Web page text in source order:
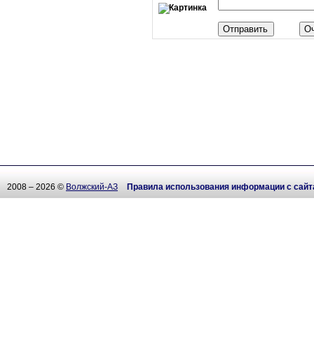
2008 – 2026 © Волжский-АЗ Правила использования информации с